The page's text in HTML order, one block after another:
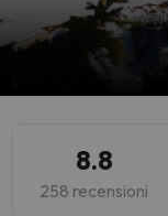
8.8
258 recensioni